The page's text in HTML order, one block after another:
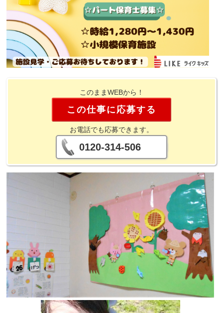
このままWEBから！
この仕事に応募する
お電話でも応募できます。
0120-314-506